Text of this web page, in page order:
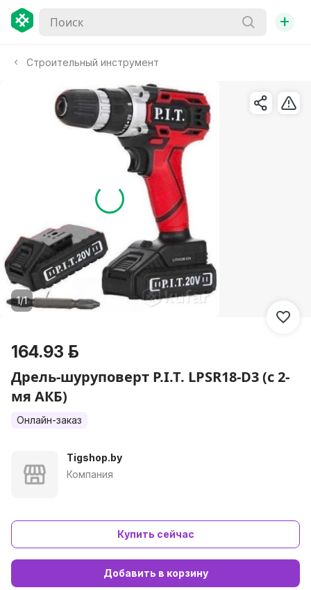
+
Строительный инструмент
1/1
164.93 р.
Дрель-шуруповерт P.I.T. LPSR18-D3 (с 2-
мя АКБ)
Онлайн-заказ
Tigshop.by
Компания
Купить сейчас
Добавить в корзину